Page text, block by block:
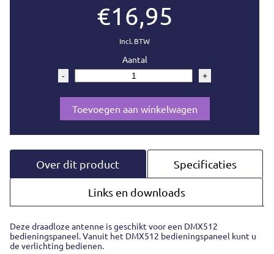
€16,95
Incl. BTW
Aantal
- +
Toevoegen aan winkelwagen
Over dit product Specificaties
Links en downloads
Deze draadloze antenne is geschikt voor een DMX512
bedieningspaneel. Vanuit het DMX512 bedieningspaneel kunt u
de verlichting bedienen.